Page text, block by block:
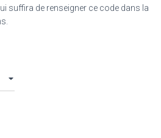
lui suffira de renseigner ce code dans la